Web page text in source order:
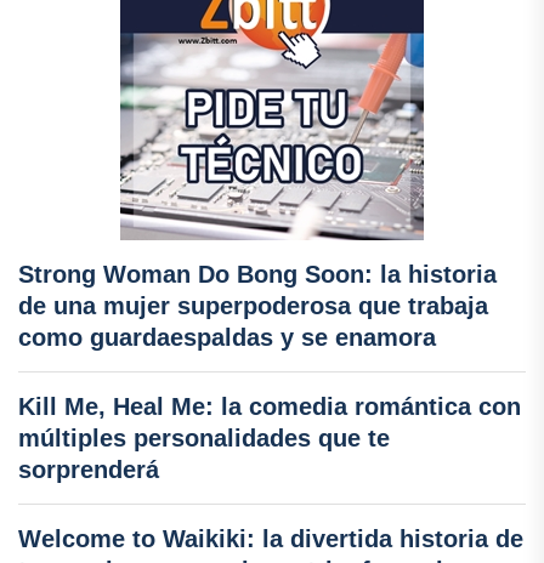
Strong Woman Do Bong Soon: la historia
de una mujer superpoderosa que trabaja
como guardaespaldas y se enamora
Kill Me, Heal Me: la comedia romántica con
múltiples personalidades que te
sorprenderá
Welcome to Waikiki: la divertida historia de